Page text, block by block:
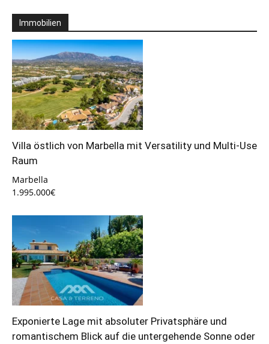
Immobilien
Villa östlich von Marbella mit Versatility und Multi-Use
Raum
Marbella
1.995.000€
Exponierte Lage mit absoluter Privatsphäre und
romantischem Blick auf die untergehende Sonne oder